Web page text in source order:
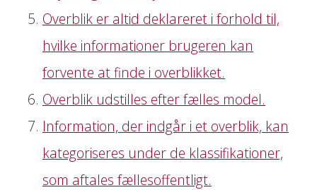
Overblik er altid deklareret i forhold til,
hvilke informationer brugeren kan
forvente at finde i overblikket.
Overblik udstilles efter fælles model.
Information, der indgår i et overblik, kan
kategoriseres under de klassifikationer,
som aftales fællesoffentligt.